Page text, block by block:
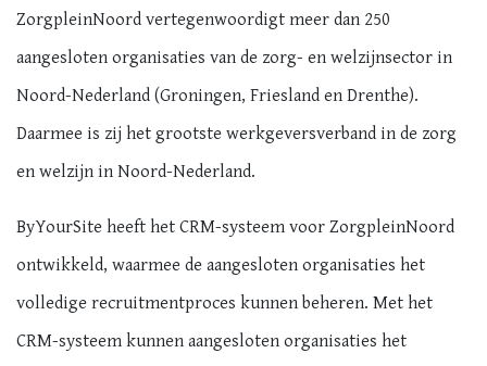
ZorgpleinNoord vertegenwoordigt meer dan 250
aangesloten organisaties van de zorg- en welzijnsector in
Noord-Nederland (Groningen, Friesland en Drenthe).
Daarmee is zij het grootste werkgeversverband in de zorg
en welzijn in Noord-Nederland.
ByYourSite heeft het CRM-systeem voor ZorgpleinNoord
ontwikkeld, waarmee de aangesloten organisaties het
volledige recruitmentproces kunnen beheren. Met het
CRM-systeem kunnen aangesloten organisaties het